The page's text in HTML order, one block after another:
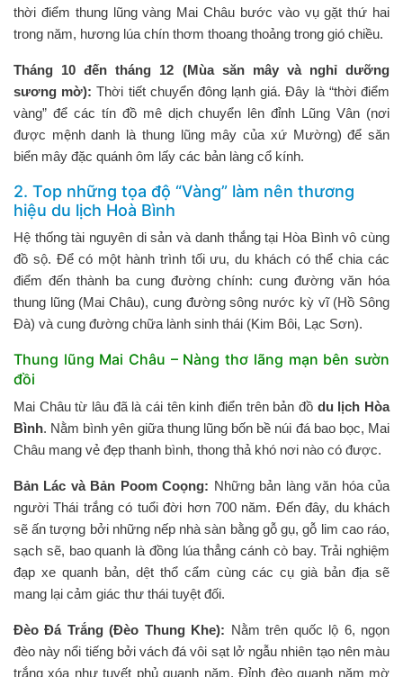
thời điểm thung lũng vàng Mai Châu bước vào vụ gặt thứ hai
trong năm, hương lúa chín thơm thoang thoảng trong gió chiều.
Tháng 10 đến tháng 12 (Mùa săn mây và nghỉ dưỡng
sương mờ): Thời tiết chuyển đông lạnh giá. Đây là “thời điểm
vàng” để các tín đồ mê dịch chuyển lên đỉnh Lũng Vân (nơi
được mệnh danh là thung lũng mây của xứ Mường) để săn
biển mây đặc quánh ôm lấy các bản làng cổ kính.
2. Top những tọa độ “Vàng” làm nên thương
hiệu du lịch Hoà Bình
Hệ thống tài nguyên di sản và danh thắng tại Hòa Bình vô cùng
đồ sộ. Để có một hành trình tối ưu, du khách có thể chia các
điểm đến thành ba cung đường chính: cung đường văn hóa
thung lũng (Mai Châu), cung đường sông nước kỳ vĩ (Hồ Sông
Đà) và cung đường chữa lành sinh thái (Kim Bôi, Lạc Sơn).
Thung lũng Mai Châu – Nàng thơ lãng mạn bên sườn
đồi
Mai Châu từ lâu đã là cái tên kinh điển trên bản đồ du lịch Hòa
Bình. Nằm bình yên giữa thung lũng bốn bề núi đá bao bọc, Mai
Châu mang vẻ đẹp thanh bình, thong thả khó nơi nào có được.
Bản Lác và Bản Poom Coọng: Những bản làng văn hóa của
người Thái trắng có tuổi đời hơn 700 năm. Đến đây, du khách
sẽ ấn tượng bởi những nếp nhà sàn bằng gỗ gụ, gỗ lim cao ráo,
sạch sẽ, bao quanh là đồng lúa thẳng cánh cò bay. Trải nghiệm
đạp xe quanh bản, dệt thổ cẩm cùng các cụ già bản địa sẽ
mang lại cảm giác thư thái tuyệt đối.
Đèo Đá Trắng (Đèo Thung Khe): Nằm trên quốc lộ 6, ngọn
đèo này nổi tiếng bởi vách đá vôi sạt lở ngẫu nhiên tạo nên màu
trắng xóa như tuyết phủ quanh năm. Đỉnh đèo quanh năm mờ